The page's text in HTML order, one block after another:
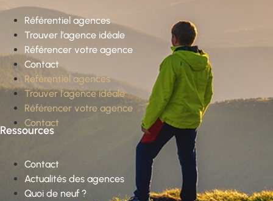
Référentiel agences
Trouver l’agence idéale
Référencer votre agence
Contact
Référentiel agences
Trouver l’agence idéale
Référencer votre agence
Contact
Ressources
Contact
Actualités des agences
Quoi de neuf ?